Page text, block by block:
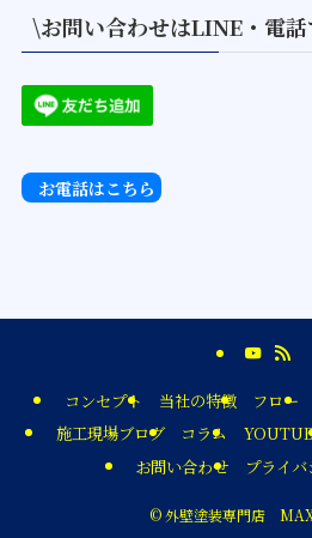
\お問い合わせはLINE・電
お電話はこちら
コンセプト 当社の特徴 フロー
施工現場ブログ
コラム
お問い合わせ
プライ
©外壁塗装専門店